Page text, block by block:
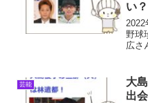
い
2022
野球
広さ
た
正広
ら具
芸能
大
出